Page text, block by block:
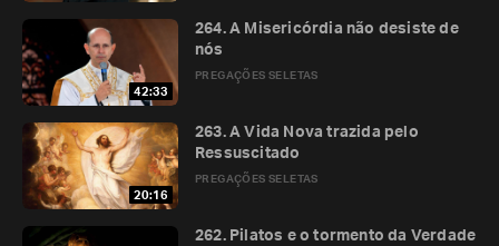
42:33
PREGAÇÕES SELETAS
264. A Misericórdia não desiste de
nós
20:16
PREGAÇÕES SELETAS
263. A Vida Nova trazida pelo
Ressuscitado
262. Pilatos e o tormento da Verdade